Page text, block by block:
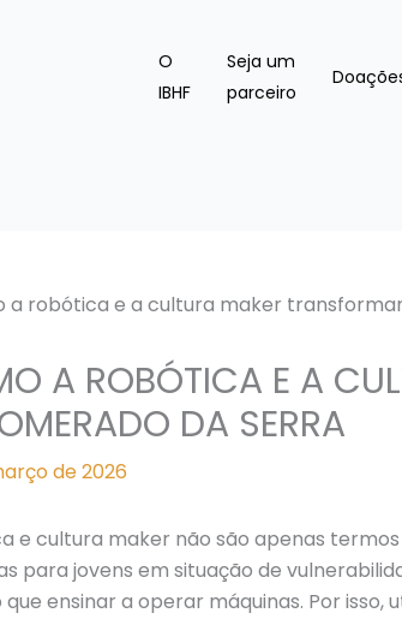
O
IBHF
Seja um
parceiro
A ROBÓTICA E A
DA SERRA
de 2026
e cultura maker não são apenas
para jovens em situação de
que ensinar a operar máquinas. Por